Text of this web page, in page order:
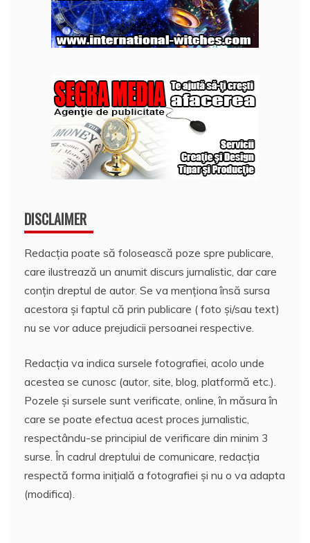
DISCLAIMER
Redacția poate să folosească poze spre publicare,
care ilustrează un anumit discurs jurnalistic, dar care
conțin dreptul de autor. Se va menționa însă sursa
acestora și faptul că prin publicare ( foto și/sau text)
nu se vor aduce prejudicii persoanei respective.
Redacția va indica sursele fotografiei, acolo unde
acestea se cunosc (autor, site, blog, platformă etc.).
Pozele și sursele sunt verificate, online, în măsura în
care se poate efectua acest proces jurnalistic,
respectându-se principiul de verificare din minim 3
surse. În cadrul dreptului de comunicare, redacția
respectă forma inițială a fotografiei și nu o va adapta
(modifica).